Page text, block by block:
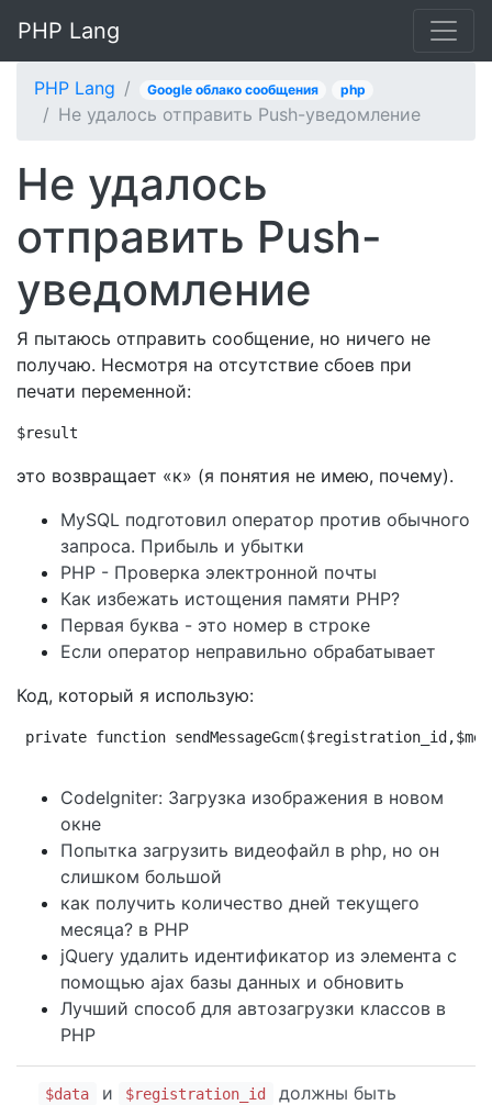
PHP Lang
PHP Lang Google облако сообщения php
Не удалось отправить Push-уведомление
Не удалось
отправить Push-
уведомление
Я пытаюсь отправить сообщение, но ничего не
получаю. Несмотря на отсутствие сбоев при
печати переменной:
$result
это возвращает «к» (я понятия не имею, почему).
MySQL подготовил оператор против обычного
запроса. Прибыль и убытки
PHP - Проверка электронной почты
Как избежать истощения памяти PHP?
Первая буква - это номер в строке
Если оператор неправильно обрабатывает
Код, который я использую:
﻿private function
CodeIgniter: Загрузка изображения в новом
окне
Попытка загрузить видеофайл в php, но он
слишком большой
как получить количество дней текущего
месяца? в PHP
jQuery удалить идентификатор из элемента с
помощью ajax базы данных и обновить
Лучший способ для автозагрузки классов в
PHP
$data и $registration_id
должны быть